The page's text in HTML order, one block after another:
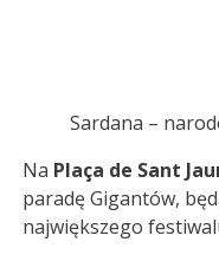
Sardana –
Na Plaça de Sant
paradę Gigantów,
największego